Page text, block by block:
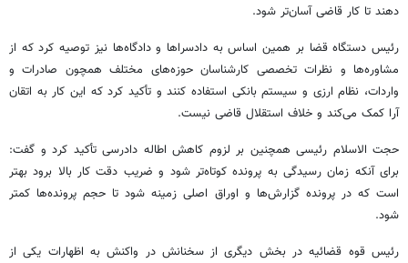
دهند تا کار قاضی آسان‌تر شود.
رئیس دستگاه قضا بر همین اساس به دادسراها و دادگاه‌ها نیز توصیه کرد که از
مشاوره‌ها و نظرات تخصصی کارشناسان حوزه‌های مختلف همچون صادرات و
واردات، نظام ارزی و سیستم بانکی استفاده کنند و تأکید کرد که این کار به اتقان
آرا کمک می‌کند و خلاف استقلال قاضی نیست.
حجت الاسلام رئیسی همچنین بر لزوم کاهش اطاله دادرسی تأکید کرد و گفت:
برای آنکه زمان رسیدگی به پرونده کوتاه‌تر شود و ضریب دقت کار بالا برود بهتر
است که در پرونده گزارش‌ها و اوراق اصلی زمینه شود تا حجم پرونده‌ها کمتر
شود.
رئیس قوه قضائیه در بخش دیگری از سخنانش در واکنش به اظهارات یکی از